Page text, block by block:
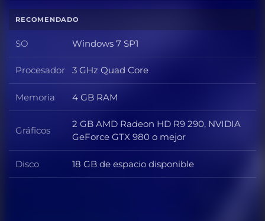
RECOMENDADO
SO SO
Windows 7 SP1
Procesador Procesador
3 GHz Quad Core
Memoria Memoria
4 GB RAM
Gráficos Gráficos
2 GB AMD Radeon HD R9 290, NVIDIA
GeForce GTX 980 o mejor
Disco Disco
18 GB de espacio disponible